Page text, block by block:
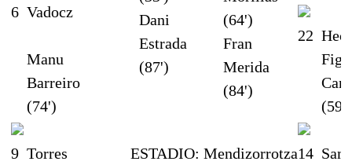
6 Vadocz
Manu
Barreiro
(74')
9 Torres
Dani
Estrada
(87')
(64')
Fran
Merida
(84')
ESTADIO: Mendizorrotza
22
(59')
14